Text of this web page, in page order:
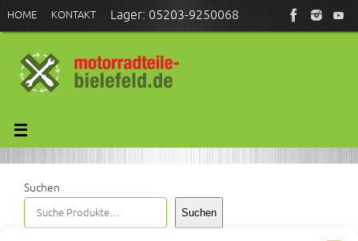
HOME KONTAKT Lager: 05203-9250068
Größter Motorrad-Gebrauchtteile-
Basis-Fahrzeuge und Umbauteile
für Streetfighter-, Scrambler-,
Bobber- und Café-Racer-Projekte
Suchen
Suchen